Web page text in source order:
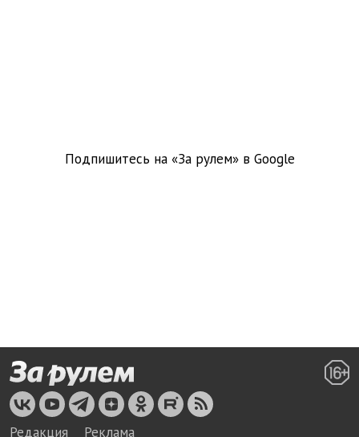
Подпишитесь на «За рулем» в Google
Редакция Реклама